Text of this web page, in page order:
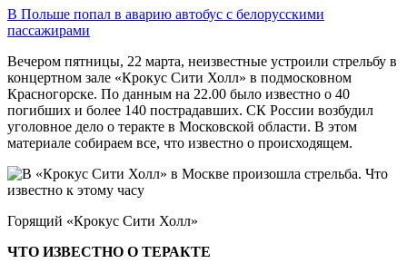
В Польше попал в аварию автобус с белорусскими
пассажирами
Вечером пятницы, 22 марта, неизвестные устроили стрельбу в
концертном зале «Крокус Сити Холл» в подмосковном
Красногорске. По данным на 22.00 было известно о 40
погибших и более 140 пострадавших. СК России возбудил
уголовное дело о теракте в Московской области. В этом
материале собираем все, что известно о происходящем.
Горящий «Крокус Сити Холл»
ЧТО ИЗВЕСТНО О ТЕРАКТЕ